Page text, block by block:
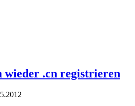
wieder .cn registrieren